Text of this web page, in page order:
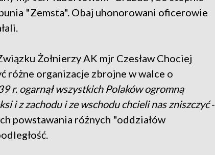
"Zemsta". Obaj uhonorowani oficerowie
Żołnierzy AK mjr Czesław Chociej
różne organizacje zbrojne w walce o
r. ogarnął wszystkich Polaków ogromną
i z zachodu i ze wschodu chcieli nas zniszczyć-
powstawania różnych "oddziałów